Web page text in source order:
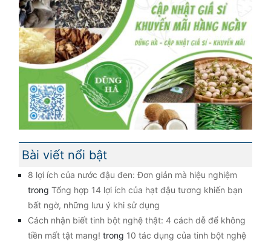
Bài viết nổi bật
8 lợi ích của nước đậu đen: Đơn giản mà hiệu nghiệm
trong Tổng hợp 14 lợi ích của hạt đậu tương khiến bạn
bất ngờ, những lưu ý khi sử dụng
Cách nhận biết tinh bột nghệ thật: 4 cách dễ để không
tiền mất tật mang! trong 10 tác dụng của tinh bột nghệ